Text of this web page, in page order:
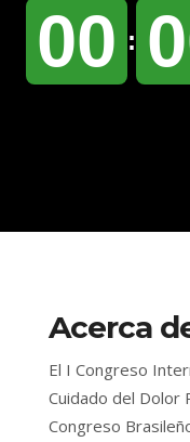
00 :
Acerca
El I Congreso
Cuidado del Dolor
Congreso